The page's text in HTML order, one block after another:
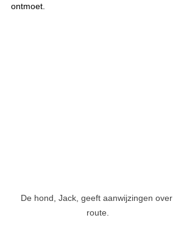
ontmoet.
De hond, Jack, geeft aanwijzingen over
route.